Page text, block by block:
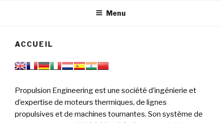
PERFORMANCE
Menu
ACCUEIL
Propulsion Engineering est une société d’ingénierie et
d’expertise de moteurs thermiques, de lignes
propulsives et de machines tournantes. Son système de